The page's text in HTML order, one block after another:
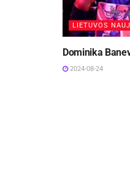
LIETUVOS
Dominika
2024-08-24